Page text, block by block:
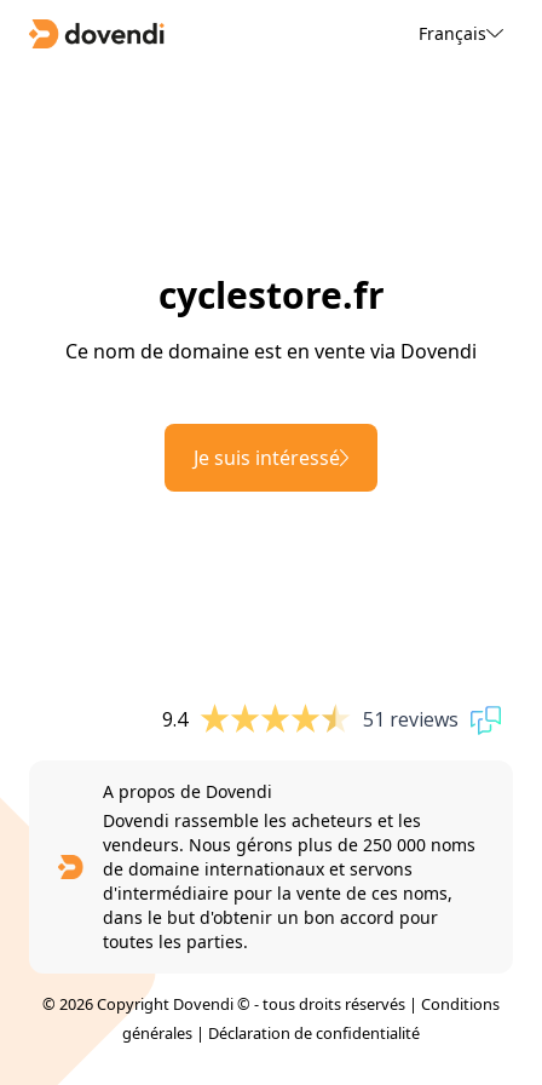
Français
cyclestore.fr
Ce nom de domaine est en vente via Dovendi
Je suis intéressé
9.4 51 reviews
A propos de Dovendi
Dovendi rassemble les acheteurs et les
vendeurs. Nous gérons plus de 250 000 noms
de domaine internationaux et servons
d'intermédiaire pour la vente de ces noms,
dans le but d'obtenir un bon accord pour
toutes les parties.
© 2026 Copyright Dovendi © - tous droits réservés | Conditions
générales | Déclaration de confidentialité